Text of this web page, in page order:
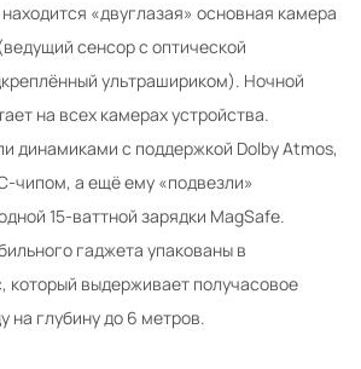
«двуглазая» основная камера
сенсор с оптической
ультрашириком). Ночной
на всех камерах устройства.
динамиками с поддержкой Dolby Atmos,
чипом, а ещё ему «подвезли»
15-ваттной зарядки MagSafe.
гаджета упакованы в
который выдерживает получасовое
на глубину до 6 метров.